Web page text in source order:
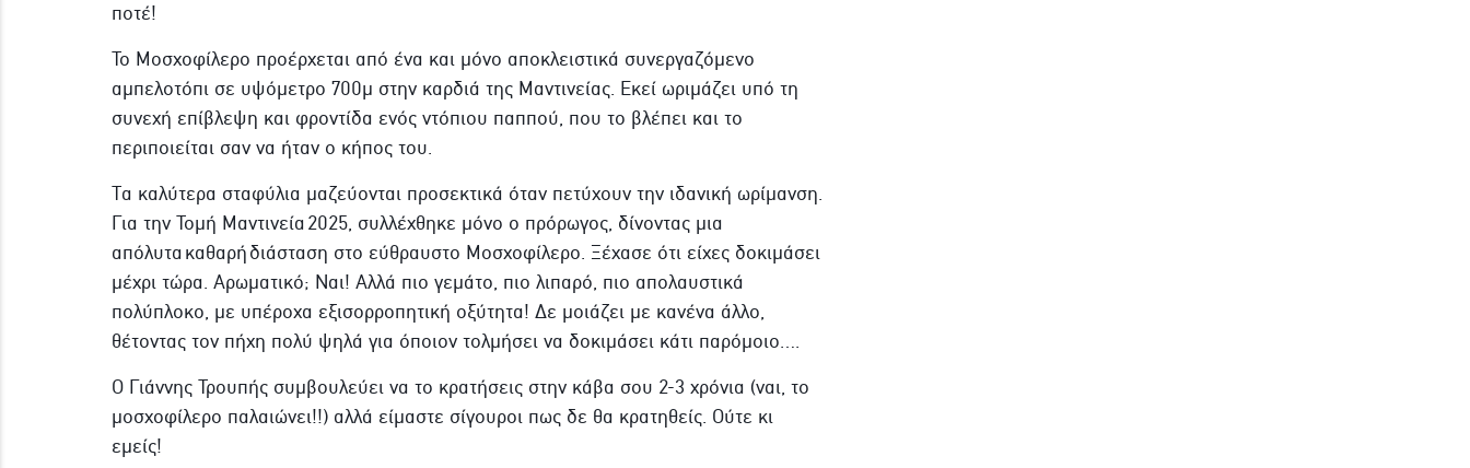
ποτέ!
Το Μοσχοφίλερο προέρχεται από ένα και μόνο αποκλειστικά συνεργαζόμενο
αμπελοτόπι σε υψόμετρο 700μ στην καρδιά της Μαντινείας. Εκεί ωριμάζει υπό τη
συνεχή επίβλεψη και φροντίδα ενός ντόπιου παππού, που το βλέπει και το
περιποιείται σαν να ήταν ο κήπος του.
Τα καλύτερα σταφύλια μαζεύονται προσεκτικά όταν πετύχουν την ιδανική ωρίμανση.
Για την Τομή Μαντινεία 2025, συλλέχθηκε μόνο ο πρόρωγος, δίνοντας μια
απόλυτα καθαρή διάσταση στο εύθραυστο Μοσχοφίλερο. Ξέχασε ότι είχες δοκιμάσει
μέχρι τώρα. Αρωματικό; Ναι! Αλλά πιο γεμάτο, πιο λιπαρό, πιο απολαυστικά
πολύπλοκο, με υπέροχα εξισορροπητική οξύτητα! Δε μοιάζει με κανένα άλλο,
θέτοντας τον πήχη πολύ ψηλά για όποιον τολμήσει να δοκιμάσει κάτι παρόμοιο….
Ο Γιάννης Τρουπής συμβουλεύει να το κρατήσεις στην κάβα σου 2-3 χρόνια (ναι, το
μοσχοφίλερο παλαιώνει!!) αλλά είμαστε σίγουροι πως δε θα κρατηθείς. Ούτε κι
εμείς!